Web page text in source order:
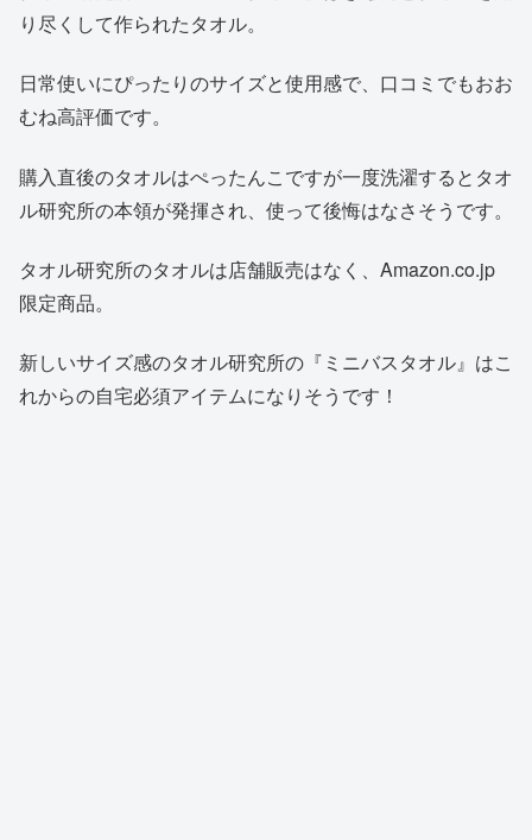
り尽くして作られたタオル。
日常使いにぴったりのサイズと使用感で、口コミでもおお
むね高評価です。
購入直後のタオルはぺったんこですが一度洗濯するとタオ
ル研究所の本領が発揮され、使って後悔はなさそうです。
タオル研究所のタオルは店舗販売はなく、Amazon.co.jp
限定商品。
新しいサイズ感のタオル研究所の『ミニバスタオル』はこ
れからの自宅必須アイテムになりそうです！